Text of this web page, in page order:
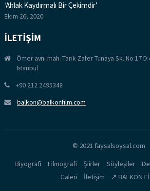
‘Ahlak Kaydırmalı Bir Çekimdir’
Ekim 26, 2020
İLETİŞİM
Ömer avni mah. Tarık Zafer Tunaya Sk. No:17
Istanbul
+90 212 2495348
balkon@balkonfilm.com
© 2021 faysalsoysal.com
Biyografi Filmografi Şiirler Söyleşiler
Galeri
İletişim ↗️ BALKON